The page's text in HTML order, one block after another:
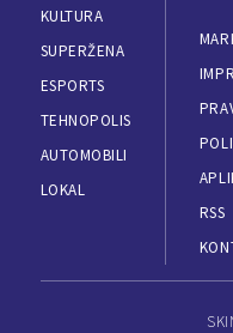
KULTURA
SUPERŽENA
ESPORTS
TEHNOPOLIS
AUTOMOBILI
LOKAL
RSS